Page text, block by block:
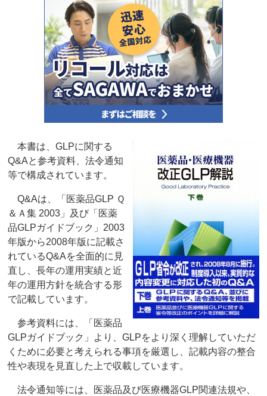
本書は、GLPに関する
Q&Aと参考資料、法令通知
等で構成されています。
Q&Aは、「医薬品GLP Ｑ
＆Ａ集 2003」及び「医薬
品GLPガイドブック」2003
年版から2008年版に記載さ
れているQ&Aを全面的に見
直し、長年の運用実績と近
年の運用方針を統合する形
で記載しています。
参考資料には、「医薬品
GLPガイドブック」より、GLPをより深く理解していただ
くために必要と考えられる事項を厳選し、記載内容の整合
性や表現を見直した上で収載しています。
法令通知等には、医薬品及び医療機器GLP関連法規や、